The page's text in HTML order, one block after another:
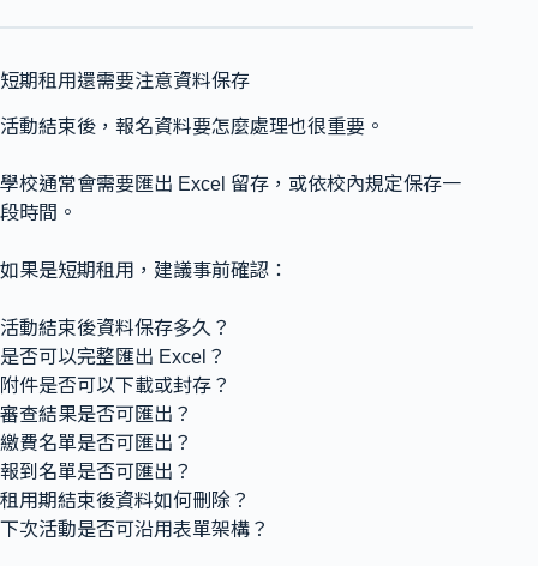
短期租用還需要注意資料保存
活動結束後，報名資料要怎麼處理也很重要。
學校通常會需要匯出 Excel 留存，或依校內規定保存一
段時間。
如果是短期租用，建議事前確認：
活動結束後資料保存多久？
是否可以完整匯出 Excel？
附件是否可以下載或封存？
審查結果是否可匯出？
繳費名單是否可匯出？
報到名單是否可匯出？
租用期結束後資料如何刪除？
下次活動是否可沿用表單架構？